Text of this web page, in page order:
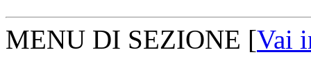
MENU DI SEZIONE [Vai